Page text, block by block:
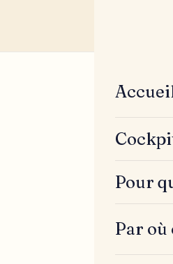
Pour
Par où